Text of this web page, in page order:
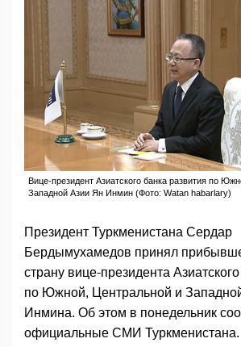
Вице-президент Азиатского банка развития по
Западной Азии Ян Инмин (Фото: Watan habarlary)
Президент Туркменистана Сердар
Бердымухамедов принял
страну вице-президента
по Южной, Центральной и
Инмина. Об этом в понедельник
официальные СМИ Туркменистана.